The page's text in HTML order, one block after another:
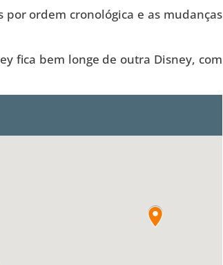
ordem cronológica e as mudanças
fica bem longe de outra Disney, com